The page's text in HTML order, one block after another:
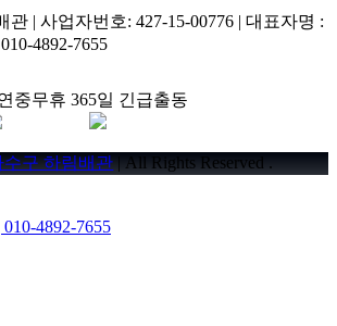
| 사업자번호: 427-15-00776 | 대표자명 :
4892-7655
중무휴 365일 긴급출동
수구 하림배관 | All Rights Reserved .
4892-7655